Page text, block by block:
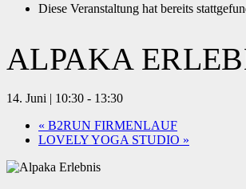
Diese Veranstaltung hat bereits
ALPAKA
14. Juni | 10:30 - 13:30
« B2RUN FIRMENLAUF
LOVELY YOGA STUDIO »